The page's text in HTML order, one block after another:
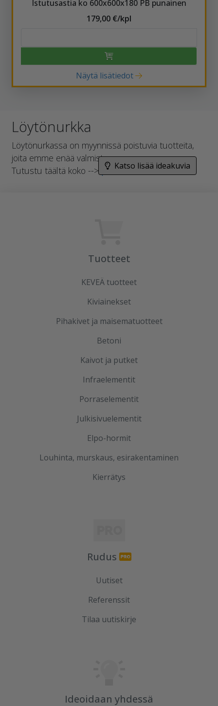
Istutusastia ko 600x600x180 PB punainen
179,00 €/kpl
Näytä lisätiedot
Löytönurkka
Löytönurkassa on myynnissä poistuvia tuotteita,
joita emme enää valmista.
Tutustu täältä koko --> pihakivivalikoimaan
Katso lisää ideakuvia
Tuotteet
KEVEÄ tuotteet
Kiviainekset
Pihakivet ja maisematuotteet
Betoni
Kaivot ja putket
Infraelementit
Porraselementit
Julkisivuelementit
Elpo-hormit
Louhinta, murskaus, esirakentaminen
Kierrätys
Rudus
Uutiset
Referenssit
Tilaa uutiskirje
Ideoidaan yhdessä